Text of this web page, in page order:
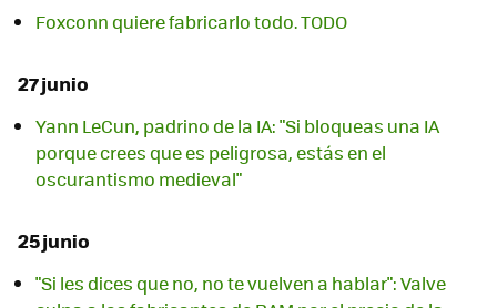
Foxconn quiere fabricarlo todo. TODO
27 junio
Yann LeCun, padrino de la IA: "Si bloqueas una IA
porque crees que es peligrosa, estás en el
oscurantismo medieval"
25 junio
"Si les dices que no, no te vuelven a hablar": Valve